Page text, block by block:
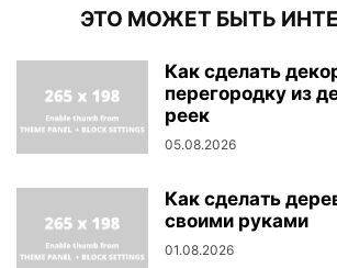
ЭТО МОЖЕТ БЫТЬ
Как сделать
перегородку из
реек
05.08.2026
Как сделать
своими руками
01.08.2026